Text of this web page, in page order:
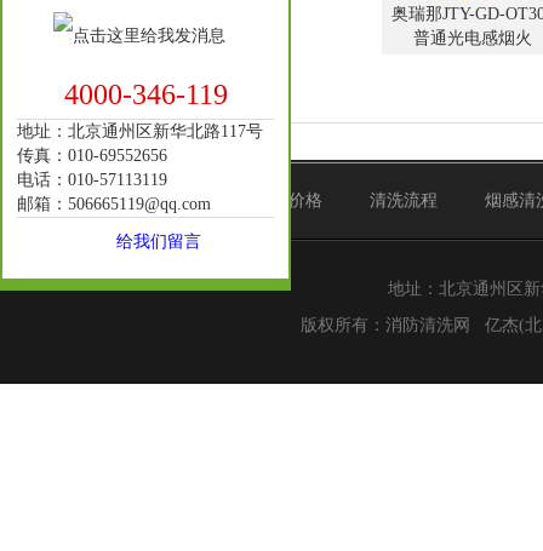
奥瑞那JTY-GD-
普通光电感烟火
首页 清洗范围 清洗价格 清洗流程 烟感清
地址：北京通州区
版权所有： 消防清洗网 亿杰(北
4000-346-119
地址：北京通州区新华北路117号
传真：010-69552656
电话：010-57113119
邮箱：506665119@qq.com
给我们留言